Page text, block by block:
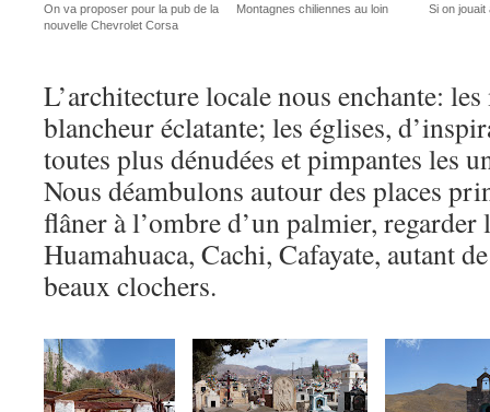
On va proposer pour la pub de la
nouvelle Chevrolet Corsa
Montagnes chiliennes au loin Si on jouait
L’architecture locale nous enchante:
blancheur éclatante; les églises,
toutes plus dénudées et pimpantes les
Nous déambulons autour des places
flâner à l’ombre d’un palmier,
Huamahuaca, Cachi, Cafayate, autant
beaux clochers.